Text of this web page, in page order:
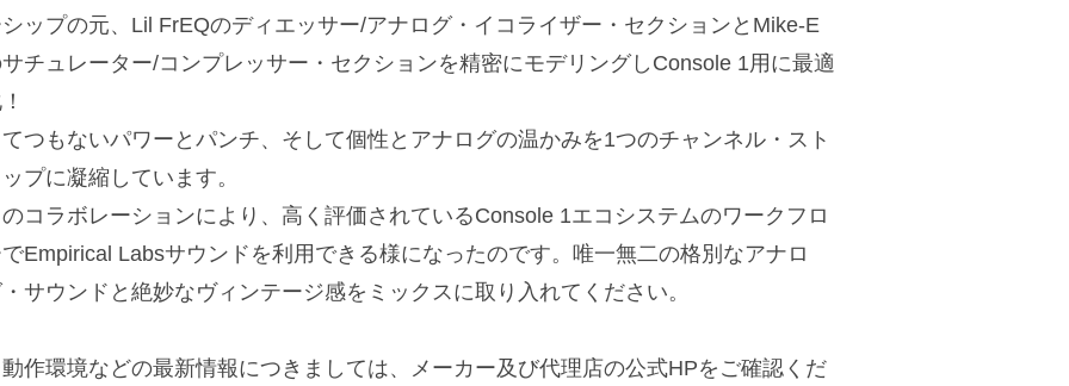
ップの元、Lil FrEQのディエッサー/アナログ・イコライザー・セクションとMike-E
チュレーター/コンプレッサー・セクションを精密にモデリングしConsole 1用に最適
てつもないパワーとパンチ、そして個性とアナログの温かみを1つのチャンネル・スト
ップに凝縮しています。
のコラボレーションにより、高く評価されているConsole 1エコシステムのワークフロ
Empirical Labsサウンドを利用できる様になったのです。唯一無二の格別なアナロ
・サウンドと絶妙なヴィンテージ感をミックスに取り入れてください。
作環境などの最新情報につきましては、メーカー及び代理店の公式HPをご確認くだ